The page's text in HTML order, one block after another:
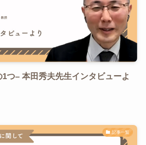
つ– 本田秀夫先生インタビューよ
記事一覧